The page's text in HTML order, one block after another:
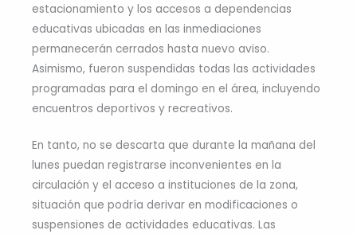
estacionamiento y los accesos a dependencias
educativas ubicadas en las inmediaciones
permanecerán cerrados hasta nuevo aviso.
Asimismo, fueron suspendidas todas las actividades
programadas para el domingo en el área, incluyendo
encuentros deportivos y recreativos.
En tanto, no se descarta que durante la mañana del
lunes puedan registrarse inconvenientes en la
circulación y el acceso a instituciones de la zona,
situación que podría derivar en modificaciones o
suspensiones de actividades educativas. Las